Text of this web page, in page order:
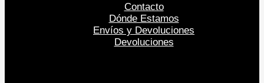
Contacto
Dónde Estamos
Envíos y Devoluciones
Devoluciones